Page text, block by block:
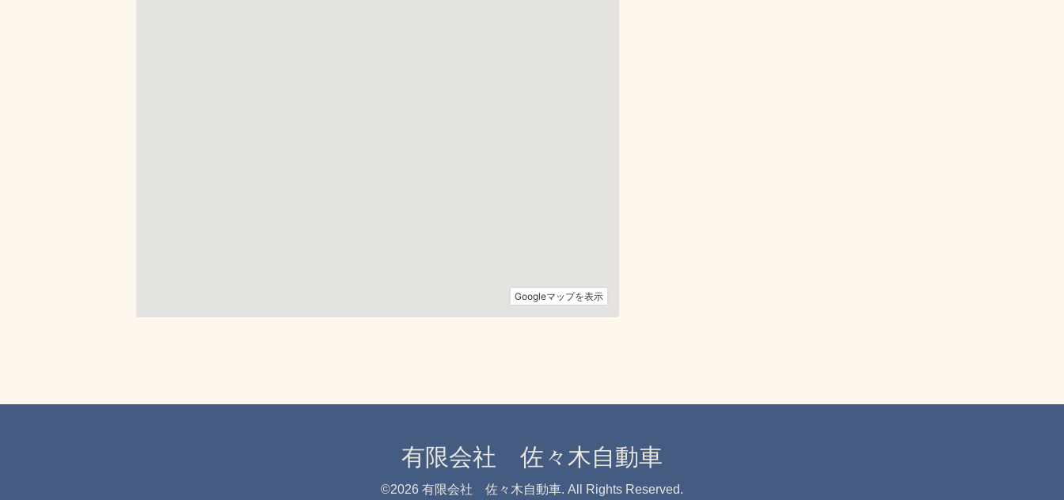
有限会社 佐々木自動車
©2026 有限会社 佐々木自動車. All Rights Reserved.